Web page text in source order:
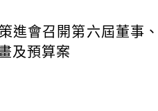
進會召開第六屆董事
及預算案